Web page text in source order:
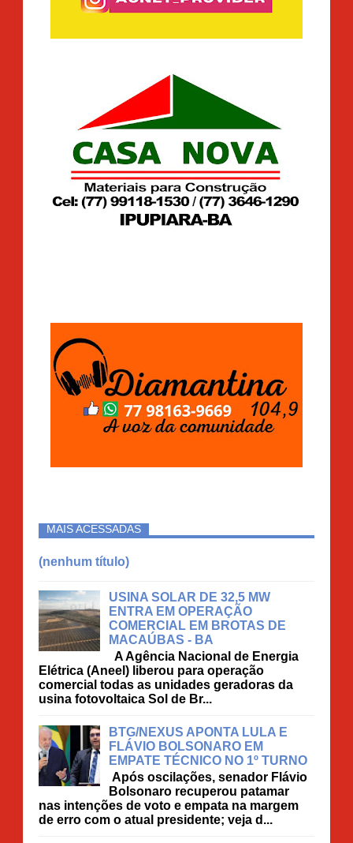
MAIS ACESSADAS
(nenhum título)
USINA SOLAR DE 32,5 MW
ENTRA EM OPERAÇÃO
COMERCIAL EM BROTAS DE
MACAÚBAS - BA
A Agência Nacional de Energia
Elétrica (Aneel) liberou para operação
comercial todas as unidades geradoras da
usina fotovoltaica Sol de Br...
BTG/NEXUS APONTA LULA E
FLÁVIO BOLSONARO EM
EMPATE TÉCNICO NO 1º TURNO
Após oscilações, senador Flávio
Bolsonaro recuperou patamar
nas intenções de voto e empata na margem
de erro com o atual presidente; veja d...